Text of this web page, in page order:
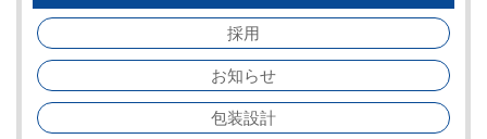
採用
お知らせ
包装設計